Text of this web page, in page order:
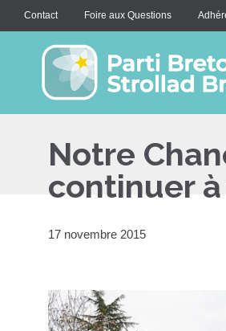
Contact Foire aux Questions
Notre
continuer
17 novembre 2015